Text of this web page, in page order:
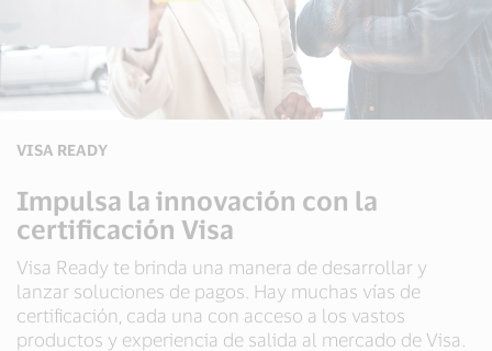
VISA READY
Impulsa la innovación con la
certificación Visa
Visa Ready te brinda una manera de desarrollar y
lanzar soluciones de pagos. Hay muchas vías de
certificación, cada una con acceso a los vastos
productos y experiencia de salida al mercado de Visa.